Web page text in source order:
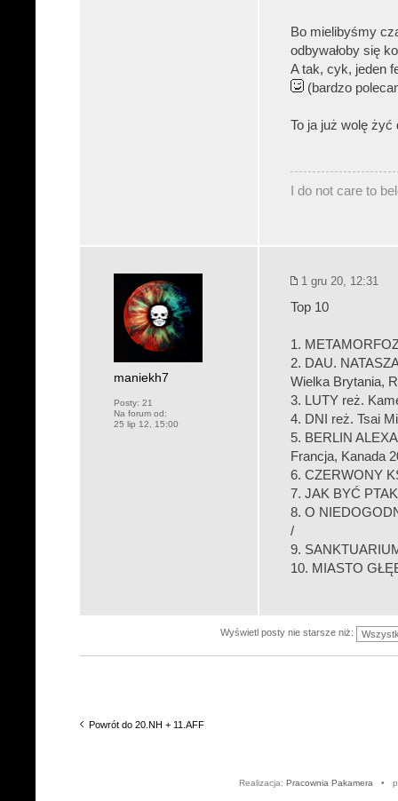
Bo mielibyśmy
odbywałoby się
A tak, cyk, jeden
(bardzo
To ja już wolę
I do not care to
maniekh7
Posty: 21
Na forum od:
25 lip 12, 15:00
1 gru 20, 12:31
Top 10
1.
2. DAU.
Wielka Brytania,
3. LUTY reż.
4. DNI reż. Tsai
5. BERLIN
Francja, Kanada
6. CZERWONY
7. JAK BYĆ
8. O
/
9.
10. MIASTO
Wyświetl posty nie starsze niż:
Powrót do 20.NH + 11.AFF
Realizacja: Pracownia Pakamera •